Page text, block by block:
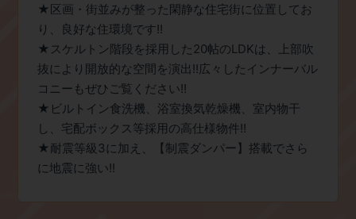
★区画・街並みが整った閑静な住宅街に位置してお
り、良好な住環境です!!
★スケルトン階段を採用した20帖のLDKは、上部吹
抜により開放的な空間を演出!!広々したインナーバル
コニーもぜひご覧ください!!
★ビルトイン食洗機、浴室換気乾燥機、室内物干
し、宅配ボックス等採用の高仕様物件!!
★耐震等級3に加え、【制震ダンパー】搭載でさら
に地震に強い!!